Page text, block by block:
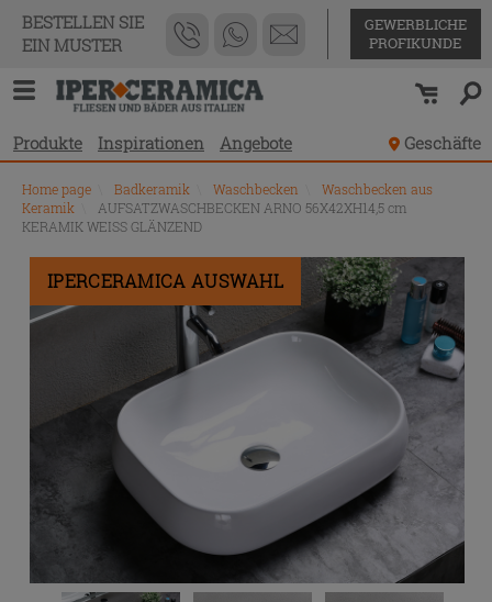
BESTELLEN SIE
EIN MUSTER
GEWERBLICHE
PROFIKUNDE
Produkte Inspirationen Angebote Geschäfte
Home page Badkeramik Waschbecken
Waschbecken aus
Keramik
AUFSATZWASCHBECKEN ARNO 56X42XH14,5 cm
KERAMIK WEISS GLÄNZEND
IPERCERAMICA AUSWAHL